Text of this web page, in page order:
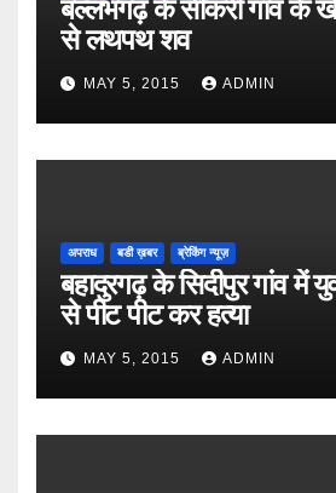
बल्लभगढ़ के सीकरी गांव के
से लथपथ शव
MAY 5, 2015 ADMIN
अपराध बडी ख़बर ब्रेकिंग न्यूज़
बहादुरगढ़ के सिदीपुर गांव में
से पीट पीट कर हत्या
MAY 5, 2015 ADMIN